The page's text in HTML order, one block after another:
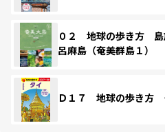
０２ 地球の歩き方
呂麻島（奄美群島１）
Ｄ１７ 地球の歩き方